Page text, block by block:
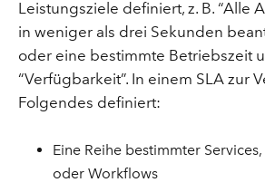
Leistungsziele definiert, z. B. “Alle
in weniger als drei Sekunden
oder eine bestimmte Betriebszeit
“Verfügbarkeit”. In einem SLA zur
Folgendes definiert:
Eine Reihe bestimmter
oder Workflows